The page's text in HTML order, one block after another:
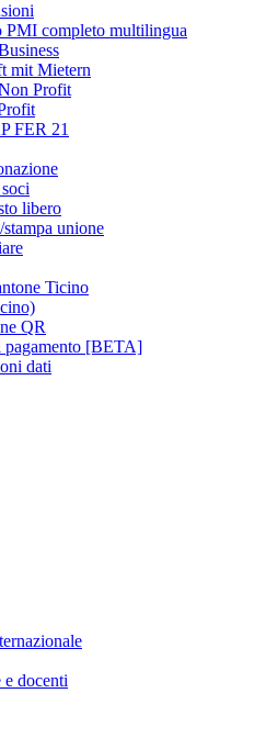
PMI completo multilingua
mit Mietern
Profit
FER 21
libero
unione
Ticino
QR
pagamento [BETA]
dati
e docenti